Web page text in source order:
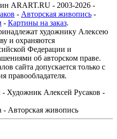
ARART.RU - 2003-2026 -
- Авторская живопись -
- Картины на заказ.
художнику Алексею
и охраняются
Федерации и
об авторском праве.
сайта допускается только с
правообладателя.